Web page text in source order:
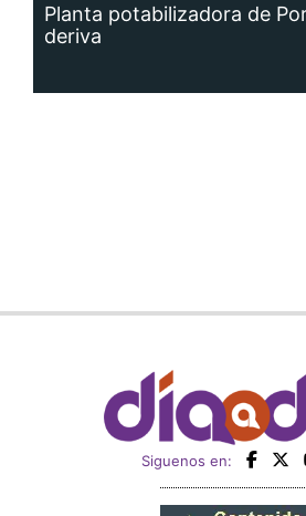
Planta potabilizadora de
deriva
Siguenos en: